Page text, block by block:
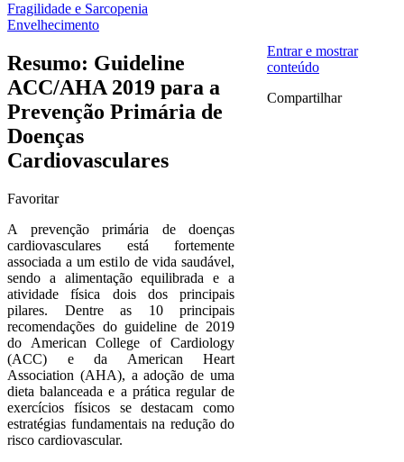
Fragilidade e Sarcopenia
Envelhecimento
Resumo: Guideline
ACC/AHA 2019 para a
Prevenção Primária de
Doenças
Cardiovasculares
Favoritar
A prevenção primária de doenças
cardiovasculares está fortemente
associada a um estilo de vida saudável,
sendo a alimentação equilibrada e a
atividade física dois dos principais
pilares. Dentre as 10 principais
recomendações do guideline de 2019
do American College of Cardiology
(ACC) e da American Heart
Association (AHA), a adoção de uma
dieta balanceada e a prática regular de
exercícios físicos se destacam como
estratégias fundamentais na redução do
risco cardiovascular.
Entrar e mostrar
conteúdo
Compartilhar